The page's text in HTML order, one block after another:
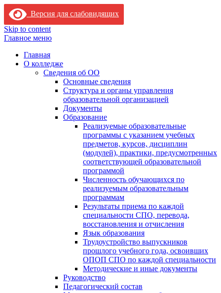
Версия для слабовидящих
Skip to content
Главное меню
Главная
О колледже
Сведения об ОО
Основные сведения
Структура и органы управления
образовательной организацией
Документы
Образование
Реализуемые образовательные
программы с указанием учебных
предметов, курсов, дисциплин
(модулей), практики, предусмотренных
соответствующей образовательной
программой
Численность обучающихся по
реализуемым образовательным
программам
Результаты приема по каждой
специальности СПО, перевода,
восстановления и отчисления
Язык образования
Трудоустройство выпускников
прошлого учебного года, освоивших
ОПОП СПО по каждой специальности
Методические и иные документы
Руководство
Педагогический состав